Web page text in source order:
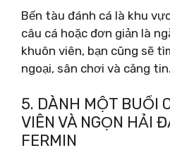
Bến tàu đánh cá là khu
câu cá hoặc đơn giản là
khuôn viên, bạn cũng sẽ
ngoại, sân chơi và căng tin.
5. DÀNH MỘT BUỔI
VIÊN VÀ NGỌN HẢI
FERMIN